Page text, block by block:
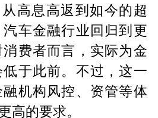
高息高返到如今的超
车金融行业回归到更
费者而言，实际为金
于此前。不过，这一
机构风控、资管等体
高的要求。